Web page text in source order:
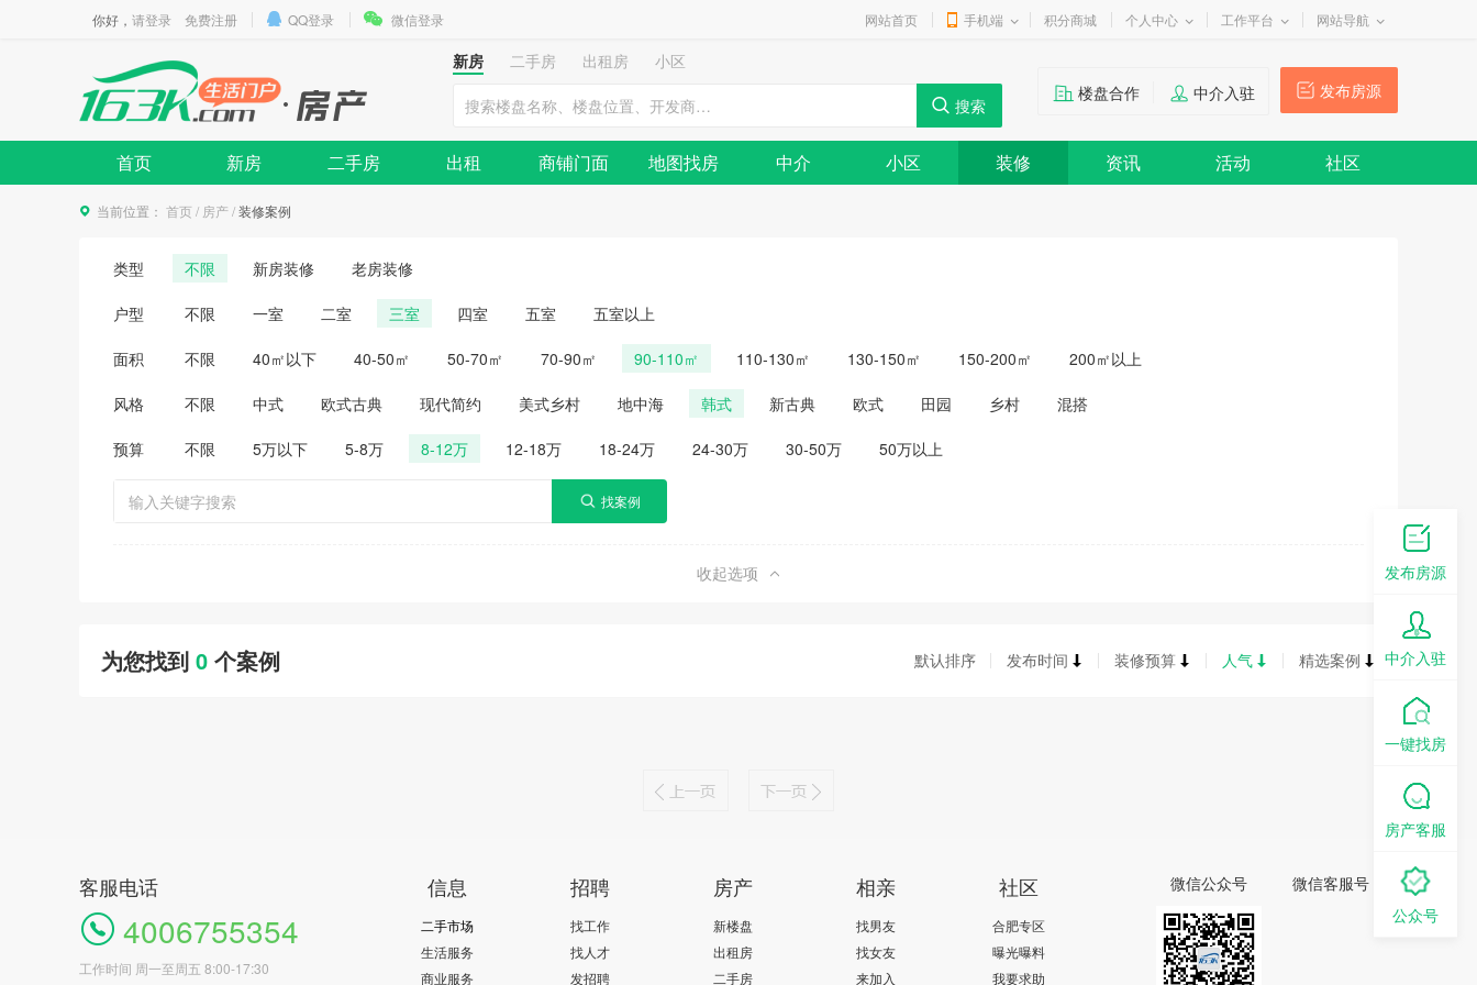
你好， 请登录 免费注册 QQ登录 微信登录 网站首页 手机端 积分商城 个人中心 工作平台 网站导航
新房 二手房 出租房
小区
发布房源
楼盘合作 中介入驻
首页 新房 二手房 出租 商铺门面 地图找房 中介 小区 装修 资讯 活动 社区
当前位置： 首页 / 房产/装修案例
类型 不限 新房装修 老房装修
户型 不限 一室 二室 三室 四室 五室 五室以上
面积 不限 40㎡以下 40-50㎡ 50-70㎡ 70-90㎡ 90-110㎡ 110-130㎡ 130-150㎡ 150-200㎡ 200㎡以上
风格 不限 中式 欧式古典 现代简约 美式乡村 地中海 韩式 新古典 欧式 田园 乡村 混搭
预算 不限 5万以下 5-8万 8-12万 12-18万 18-24万 24-30万 30-50万 50万以上
收起选项
默认排序 发布时间 装修预算 人气 精选案例
为您找到 0 个案例
客服电话
4006755354
工作时间 周一至周五 8:00-17:30
信息
二手市场
生活服务
商业服务
招聘
找工作
找人才
发招聘
房产
新楼盘
出租房
二手房
相亲
找男友
找女友
来加入
社区
合肥专区
曝光曝料
我要求助
微信公众号 微信客服号
发布房源
中介入驻
一键找房
房产客服
公众号